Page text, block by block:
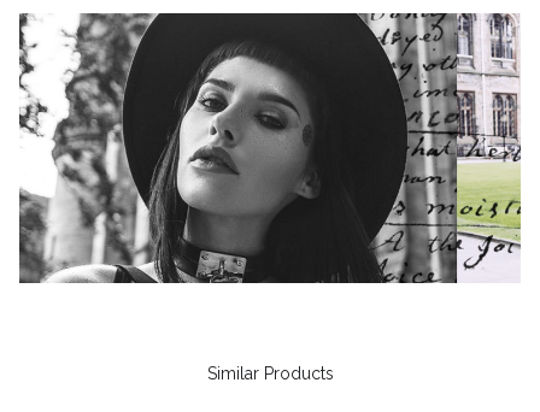
Similar Products